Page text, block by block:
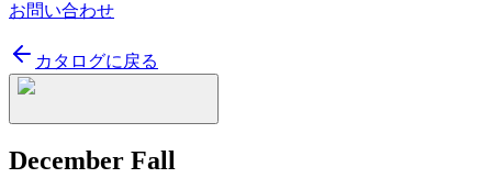
お問い合わせ
カタログに戻る
December Fall